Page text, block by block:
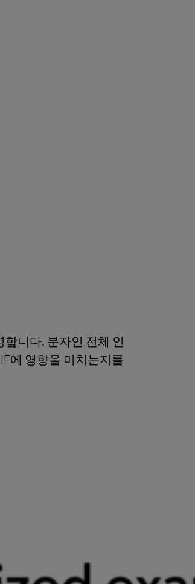
니다. 분자인 전체 인
에 영향을 미치는지를